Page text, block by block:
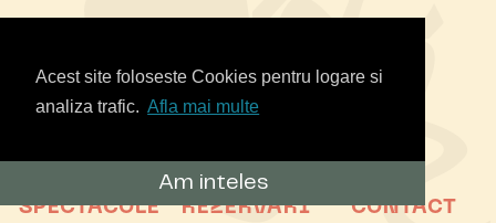
Acest site foloseste Cookies pentru logare si
analiza trafic. Afla mai multe
Am inteles
SPECTACOLE REZERVARI CONTACT